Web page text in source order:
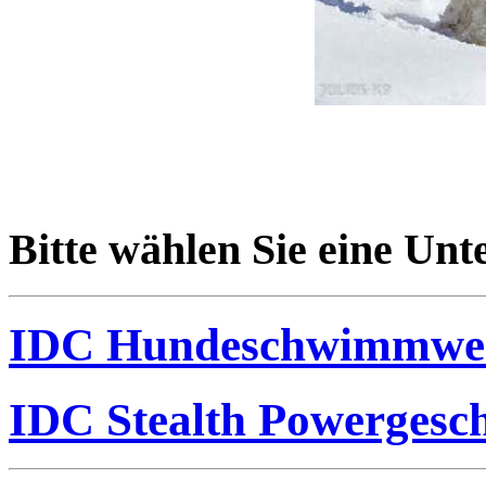
Bitte wählen Sie eine
IDC
IDC Stealth